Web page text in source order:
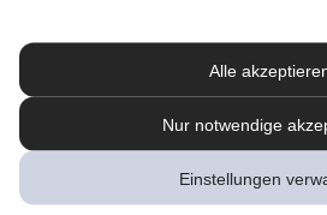
Alle
Nur notwendige
Einstellungen
Melden Sie sich hier an
sich Ihren 10% Gutschein*
Apotheke